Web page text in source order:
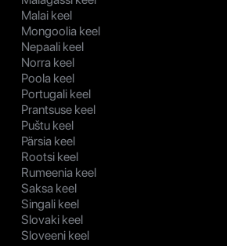
Malai keel
Mongoolia keel
Nepaali keel
Norra keel
Poola keel
Portugali keel
Prantsuse keel
Puštu keel
Pärsia keel
Rootsi keel
Rumeenia keel
Saksa keel
Singali keel
Slovaki keel
Sloveeni keel